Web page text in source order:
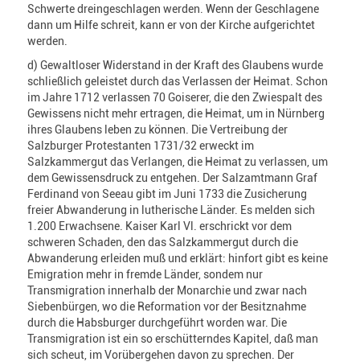
Schwerte dreingeschlagen werden. Wenn der Geschlagene
dann um Hilfe schreit, kann er von der Kirche aufgerichtet
werden.
d) Gewaltloser Widerstand in der Kraft des Glaubens wurde
schließlich geleistet durch das Verlassen der Heimat. Schon
im Jahre 1712 verlassen 70 Goiserer, die den Zwiespalt des
Gewissens nicht mehr ertragen, die Heimat, um in Nürnberg
ihres Glaubens leben zu können. Die Vertreibung der
Salzburger Protestanten 1731/32 erweckt im
Salzkammergut das Verlangen, die Heimat zu verlassen, um
dem Gewissensdruck zu entgehen. Der Salzamtmann Graf
Ferdinand von Seeau gibt im Juni 1733 die Zusicherung
freier Abwanderung in lutherische Länder. Es melden sich
1.200 Erwachsene. Kaiser Karl Vl. erschrickt vor dem
schweren Schaden, den das Salzkammergut durch die
Abwanderung erleiden muß und erklärt: hinfort gibt es keine
Emigration mehr in fremde Länder, sondem nur
Transmigration innerhalb der Monarchie und zwar nach
Siebenbürgen, wo die Reformation vor der Besitznahme
durch die Habsburger durchgeführt worden war. Die
Transmigration ist ein so erschütterndes Kapitel, daß man
sich scheut, im Vorübergehen davon zu sprechen. Der